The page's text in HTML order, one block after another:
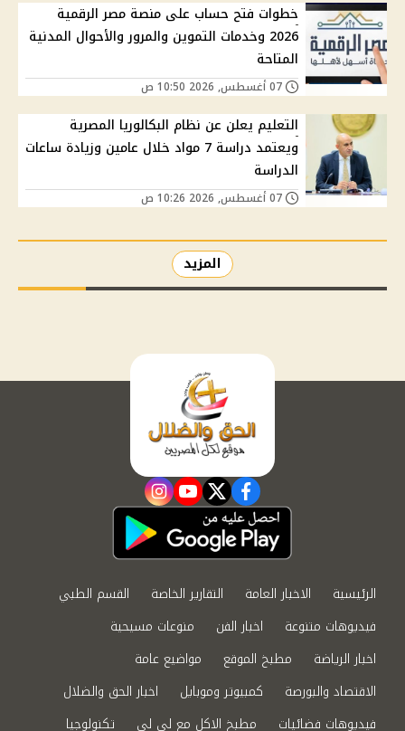
خطوات فتح حساب على منصة مصر الرقمية
2026 وخدمات التموين والمرور والأحوال المدنية
المتاحة
التعليم يعلن عن نظام البكالوريا المصرية
ويعتمد دراسة 7 مواد خلال عامين وزيادة ساعات
الدراسة
المزيد
facebook
twitter
youtube
instagram
الرئيسية الاخبار العامة التقارير الخاصة
القسم الطبي
فيديوهات متنوعة
اخبار الفن
منوعات مسيحية
اخبار الرياضة
مطبخ الموقع
مواضيع عامة
الاقتصاد والبورصة
كمبيوتر وموبايل
اخبار الحق والضلال
فيديوهات فضائيات
مطبخ الاكل مع لى لى تكنولوجيا